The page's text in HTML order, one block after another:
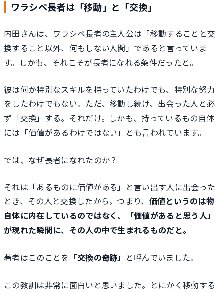
ワラシベ長者は「移動」と「交換」
内田さんは、ワラシベ長者の主人公は「移動することと交
換すること以外、何もしない人間」であると言っていま
す。しかも、それこそが長者になれる条件だったと。
彼は何か特別なスキルを持っていたわけでも、特別な努力
をしたわけでもない。ただ、移動し続け、出会った人と必
ず「交換」する。それだけ。しかも、持っているもの自体
には「価値があるわけではない」とも言われています。
では、なぜ長者になれたのか？
それは「あるものに価値がある」と言い出す人に出会った
とき、その人と交換したから。つまり、 価値というのは物
自体に内在しているのではなく、「価値があると思う人」
が現れた瞬間に、その人の中で生まれるものだと。
著者はこのことを 「交換の奇跡」 と呼んでいました。
この教訓は非常に面白いと思いました。とにかく移動する